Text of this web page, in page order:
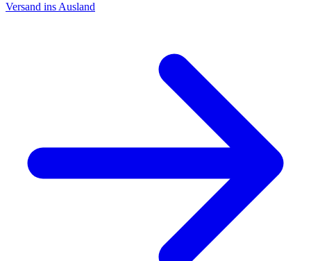
Versand ins Ausland